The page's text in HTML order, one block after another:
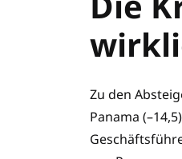
Zu den
Panama